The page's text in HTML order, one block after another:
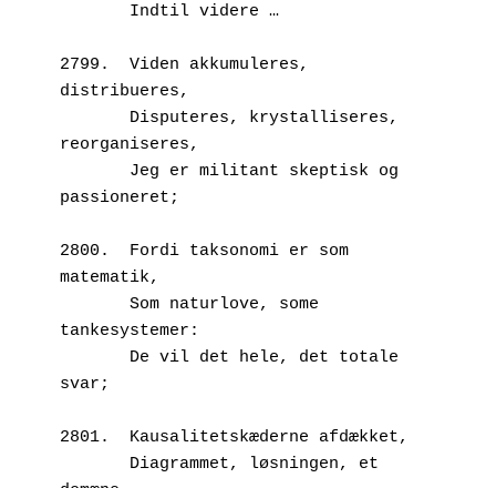
       Indtil videre …
2799.  Viden akkumuleres,
distribueres,
reorganiseres,
passioneret;
2800.  Fordi taksonomi er som
matematik,
tankesystemer:
svar;
2801.  Kausalitetskæderne afdækket,